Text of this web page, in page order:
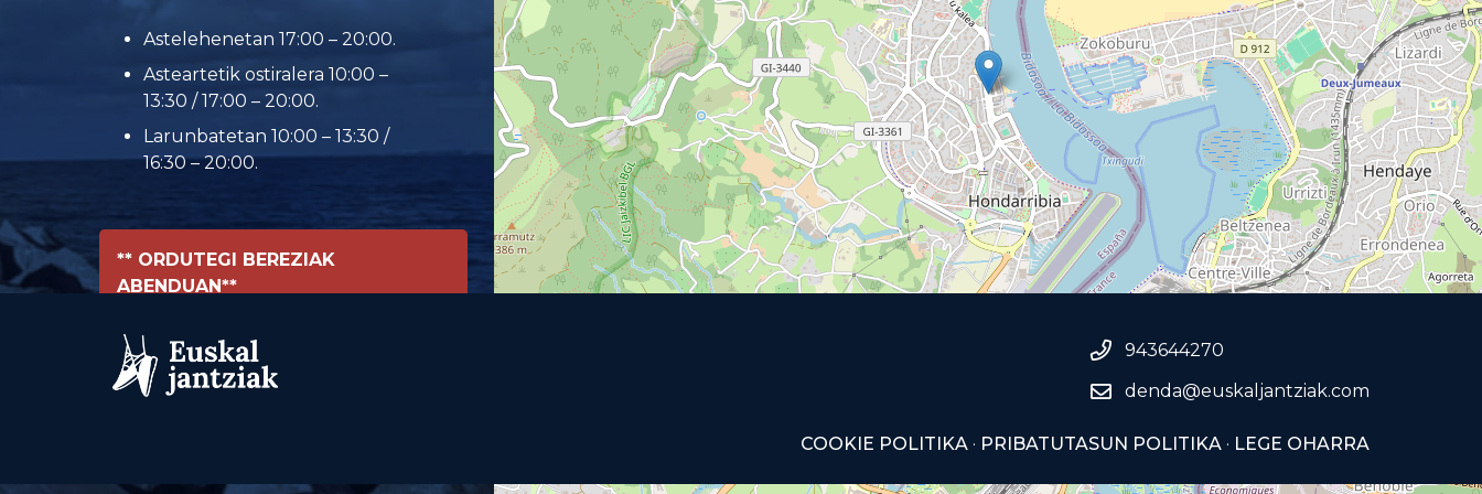
Astelehenetan 17:00 – 20:00.
Asteartetik ostiralera 10:00 –
13:30 / 17:00 – 20:00.
Larunbatetan 10:00 – 13:30 /
16:30 – 20:00.
** ORDUTEGI BEREZIAK
ABENDUAN**
943644270
denda@euskaljantziak.com
COOKIE POLITIKA · PRIBATUTASUN POLITIKA · LEGE OHARRA